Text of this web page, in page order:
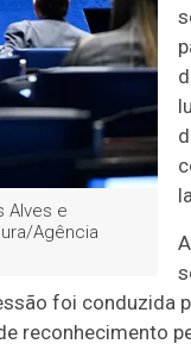
Alves e
Agência
foi conduzida
reconhecimento